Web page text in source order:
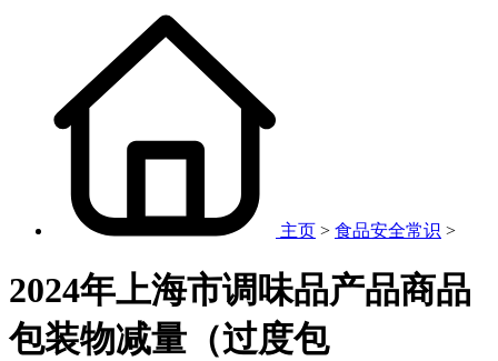
主页 > 食品安全常识 >
2024年上海市调味品产品商品
包装物减量（过度包